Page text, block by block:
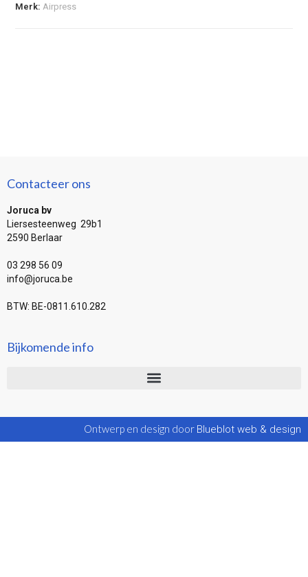
Merk: Airpress
Contacteer ons
Joruca bv
Liersesteenweg 29b1
2590 Berlaar
03 298 56 09
info@joruca.be
BTW: BE-0811.610.282
Bijkomende info
Ontwerp en design door Blueblot web & design